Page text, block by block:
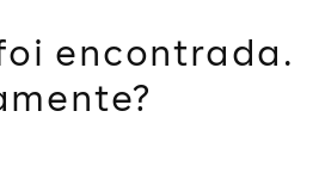
encontrada.